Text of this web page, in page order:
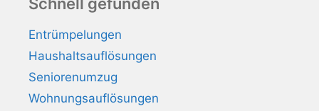
Entrümpelungen
Haushaltsauflösungen
Seniorenumzug
Wohnungsauflösungen